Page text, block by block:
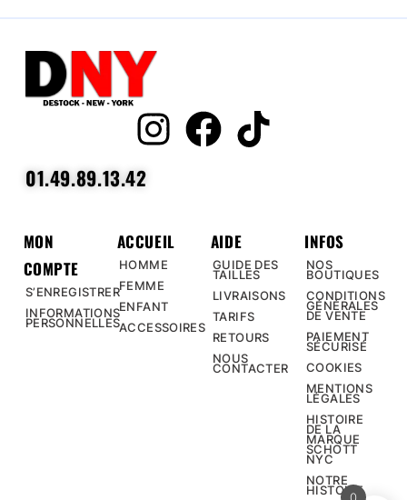
01.49.89.13.42
MON
COMPTE
S’ENREGISTRER
INFORMATIONS
PERSONNELLES
ACCUEIL
HOMME
FEMME
ENFANT
ACCESSOIRES
AIDE
GUIDE DES
TAILLES
LIVRAISONS
TARIFS
RETOURS
NOUS
CONTACTER
INFOS
NOS
BOUTIQUES
CONDITIONS
GÉNÉRALES
DE VENTE
PAIEMENT
SÉCURISÉ
COOKIES
MENTIONS
LÉGALES
HISTOIRE
DE LA
MARQUE
SCHOTT
NYC
NOTRE
HISTOIRE